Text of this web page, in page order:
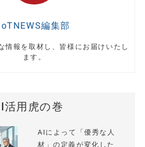
編集部
情報を取材し、皆様にお届けいたし
ます。
活用虎の巻
AIによって「優秀な人
材」の定義が変化した